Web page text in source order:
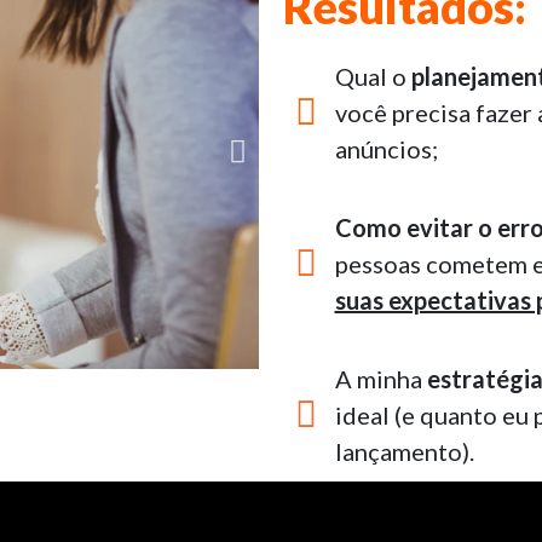
Qual o
você precisa fazer
anúncios;
Como evitar o
pessoas
suas expectativas
A minha
ideal (e quanto eu
lançamento).